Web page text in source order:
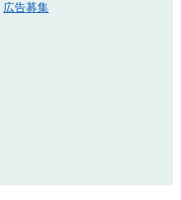
広告募集